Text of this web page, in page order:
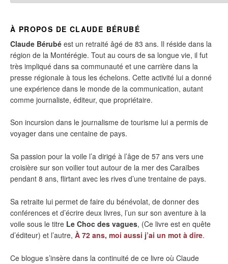
À PROPOS DE CLAUDE BÉRUBÉ
Claude Bérubé est un retraité âgé de 83 ans. Il réside dans la
région de la Montérégie. Tout au cours de sa longue vie, il fut
très impliqué dans sa communauté et une carrière dans la
presse régionale à tous les échelons. Cette activité lui a donné
une expérience dans le monde de la communication, autant
comme journaliste, éditeur, que propriétaire.
Son incursion dans le journalisme de tourisme lui a permis de
voyager dans une centaine de pays.
Sa passion pour la voile l’a dirigé à l’âge de 57 ans vers une
croisière sur son voilier tout autour de la mer des Caraïbes
pendant 8 ans, flirtant avec les rives d’une trentaine de pays.
Sa retraite lui permet de faire du bénévolat, de donner des
conférences et d’écrire deux livres, l’un sur son aventure à la
voile sous le titre Le Choc des vagues, (Ce livre est en quête
d’éditeur) et l’autre, À 72 ans, moi aussi j’ai un mot à dire.
Ce blogue s’insère dans la continuité de ce livre où Claude